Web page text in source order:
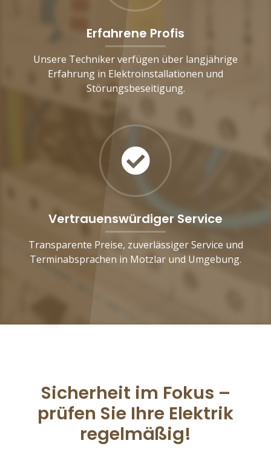
Erfahrene Profis
Unsere Techniker verfügen über langjährige
Erfahrung in Elektroinstallationen und
Störungsbeseitigung.
Vertrauenswürdiger Service
Transparente Preise, zuverlässiger Service und
Terminabsprachen in Motzlar und Umgebung.
Sicherheit im Fokus –
prüfen Sie Ihre Elektrik
regelmäßig!